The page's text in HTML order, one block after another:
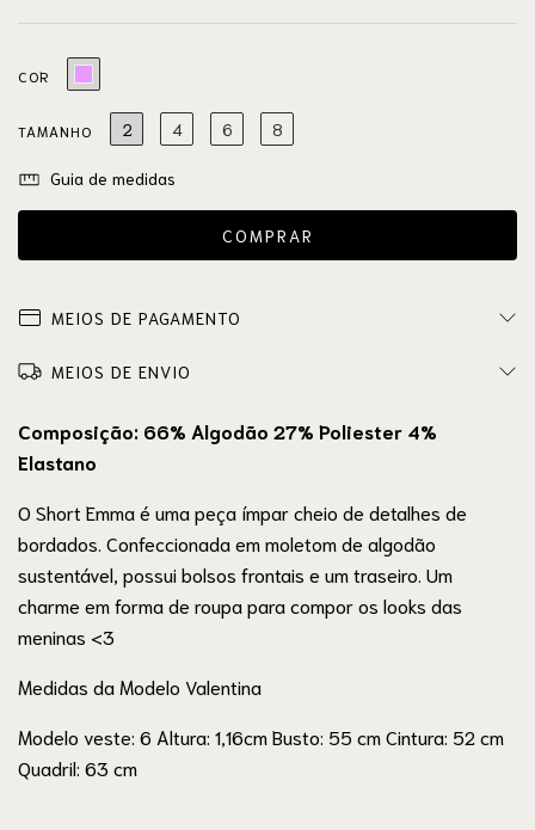
COR
TAMANHO 2 4 6 8
Guia de medidas
MEIOS DE PAGAMENTO
MEIOS DE ENVIO
Composição: 66% Algodão 27% Poliester 4%
Elastano
O Short Emma é uma peça ímpar cheio de detalhes de
bordados. Confeccionada em moletom de algodão
sustentável, possui bolsos frontais e um traseiro. Um
charme em forma de roupa para compor os looks das
meninas <3
Medidas da Modelo Valentina
Modelo veste: 6 Altura: 1,16cm Busto: 55 cm Cintura: 52 cm
Quadril: 63 cm